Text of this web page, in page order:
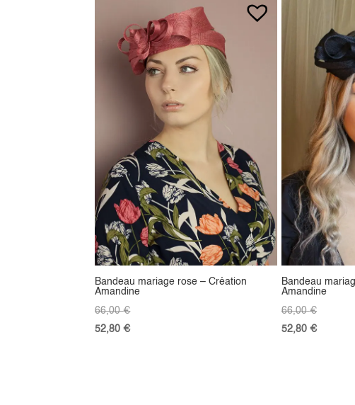
Bandeau mariage rose – Création
Amandine
66,00€
52,80€
Bandeau
Amandine
66,00€
52,80 €